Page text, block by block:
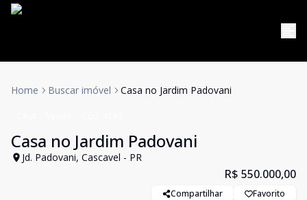
Home Buscar imóvel Casa no Jardim Padovani
Casa no Jardim Padovani
Jd. Padovani, Cascavel - PR
R$ 550.000,00
Compartilhar Favorito